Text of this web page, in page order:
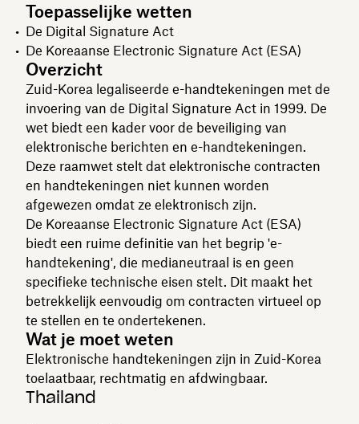
Toepasselijke wetten
De Digital Signature Act
De Koreaanse Electronic Signature Act (ESA)
Overzicht
Zuid-Korea legaliseerde e-handtekeningen met de
invoering van de Digital Signature Act in 1999. De
wet biedt een kader voor de beveiliging van
elektronische berichten en e-handtekeningen.
Deze raamwet stelt dat elektronische contracten
en handtekeningen niet kunnen worden
afgewezen omdat ze elektronisch zijn.
De Koreaanse Electronic Signature Act (ESA)
biedt een ruime definitie van het begrip 'e-
handtekening', die medianeutraal is en geen
specifieke technische eisen stelt. Dit maakt het
betrekkelijk eenvoudig om contracten virtueel op
te stellen en te ondertekenen.
Wat je moet weten
Elektronische handtekeningen zijn in Zuid-Korea
toelaatbaar, rechtmatig en afdwingbaar.
Thailand